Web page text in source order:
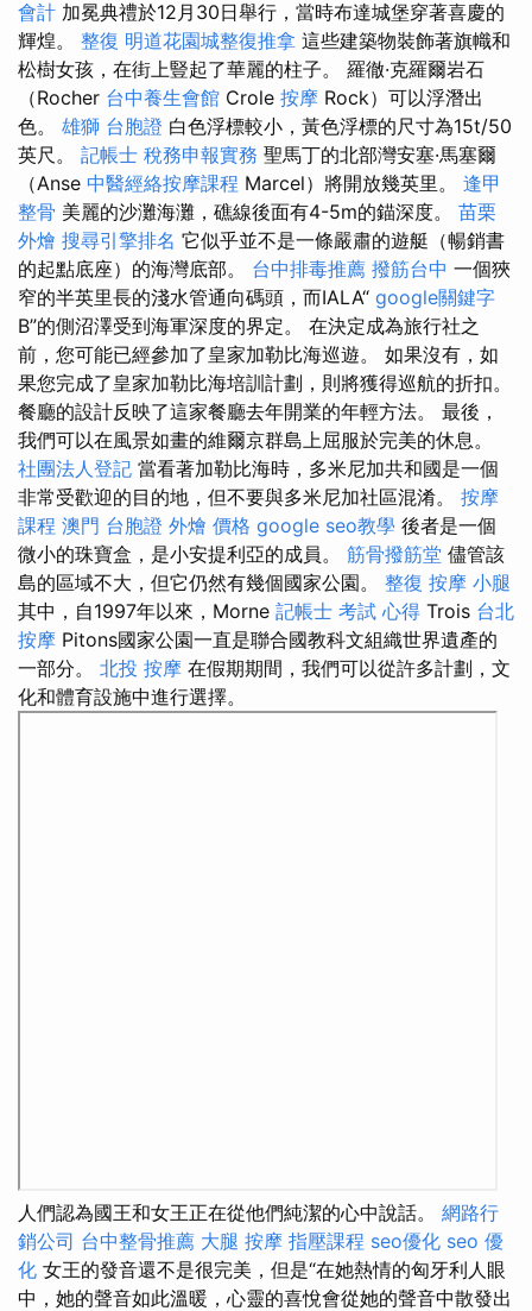
會計 加冕典禮於12月30日舉行，當時布達城堡穿著喜慶的
輝煌。 整復 明道花園城整復推拿 這些建築物裝飾著旗幟和
松樹女孩，在街上豎起了華麗的柱子。 羅徹·克羅爾岩石
（Rocher 台中養生會館 Crole 按摩 Rock）可以浮潛出
色。 雄獅 台胞證 白色浮標較小，黃色浮標的尺寸為15t/50
英尺。 記帳士 稅務申報實務 聖馬丁的北部灣安塞·馬塞爾
（Anse 中醫經絡按摩課程 Marcel）將開放幾英里。 逢甲
整骨 美麗的沙灘海灘，礁線後面有4-5m的錨深度。 苗栗
外燴 搜尋引擎排名 它似乎並不是一條嚴肅的遊艇（暢銷書
的起點底座）的海灣底部。 台中排毒推薦 撥筋台中 一個狹
窄的半英里長的淺水管通向碼頭，而IALA“ google關鍵字
B”的側沼澤受到海軍深度的界定。 在決定成為旅行社之
前，您可能已經參加了皇家加勒比海巡遊。 如果沒有，如
果您完成了皇家加勒比海培訓計劃，則將獲得巡航的折扣。
餐廳的設計反映了這家餐廳去年開業的年輕方法。 最後，
我們可以在風景如畫的維爾京群島上屈服於完美的休息。
社團法人登記 當看著加勒比海時，多米尼加共和國是一個
非常受歡迎的目的地，但不要與多米尼加社區混淆。 按摩
課程 澳門 台胞證 外燴 價格 google seo教學 後者是一個
微小的珠寶盒，是小安提利亞的成員。 筋骨撥筋堂 儘管該
島的區域不大，但它仍然有幾個國家公園。 整復 按摩 小腿
其中，自1997年以來，Morne 記帳士 考試 心得 Trois 台北
按摩 Pitons國家公園一直是聯合國教科文組織世界遺產的
一部分。 北投 按摩 在假期期間，我們可以從許多計劃，文
化和體育設施中進行選擇。
人們認為國王和女王正在從他們純潔的心中說話。 網路行
銷公司 台中整骨推薦 大腿 按摩 指壓課程 seo優化 seo 優
化 女王的發音還不是很完美，但是“在她熱情的匈牙利人眼
中，她的聲音如此溫暖，心靈的喜悅會從她的聲音中散發出